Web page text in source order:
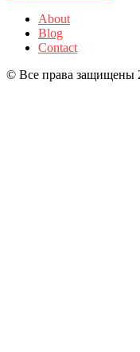
About
Blog
Contact
© Все права защищены